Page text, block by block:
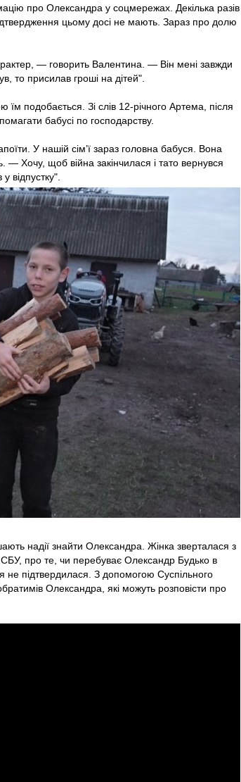
про Олександра у соцмережах. Декілька разів
цьому досі не мають. Зараз про долю
— говорить Валентина. — Він мені завжди
то присилав гроші на дітей".
їм подобається. Зі слів 12-річного Артема, після
бабусі по господарству.
У нашій сім’ї зараз головна бабуся. Вона
Хочу, щоб війна закінчилася і тато вернувся
відпустку".
надії знайти Олександра. Жінка зверталася з
про те, чи перебуває Олександр Будько в
не підтвердилася. З допомогою Суспільного
Олександра, які можуть розповісти про